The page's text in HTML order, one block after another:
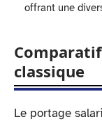
offrant une
classique
Le portage